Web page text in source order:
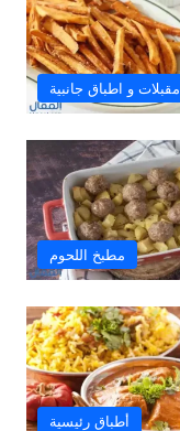
مقبلات و اطباق جانبية
مطبخ اللحوم
أطباق رئيسية